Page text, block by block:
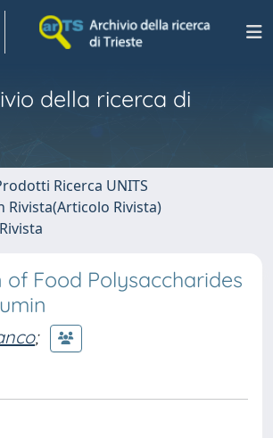
della ricerca di
Ricerca UNITS
Rivista(Articolo Rivista)
Food Polysaccharides
;